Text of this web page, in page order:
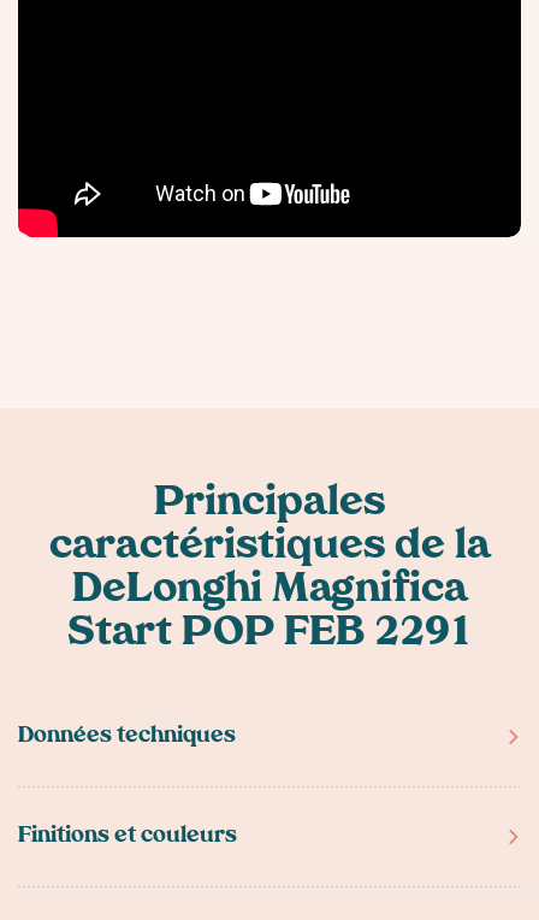
Principales
caractéristiquesde la
DeLonghi Magnifica
Start POP FEB 2291
Données techniques
Dimensions (cm)
Poids (kg) 10
Finitions et couleurs